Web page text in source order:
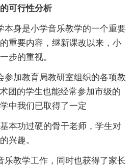
可行性分析
本身是小学音乐教学的一个重要
重要内容，继新课改以来，小
步的重视。
参加教育局教研室组织的各项教
团的学生也能经常参加市级的
中我们已取得了一定
本功过硬的骨干老师，学生对
兴趣。
乐教学工作，同时也获得了家长